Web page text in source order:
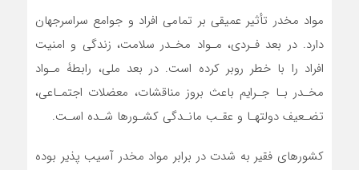
مواد مخدر تأثیر عمیقی بر تمامی افراد و جوامع سراسرجهان
دارد. در بعد فـردی، مـواد مخـدر سلامت، زندگی و امنیت
افراد را با خطر روبر کرده است. در بعد ملی، رابطۀ مـواد
مخـدر بـا جـرایم باعث بروز مناقشات، معضلات اجتمـاعی،
تضـعیف دولتهـا و عقـب مانـدگی کشـورها شـده اسـت.
کشورهای فقیر به شدت در برابر مواد مخدر آسیب پذیر بوده